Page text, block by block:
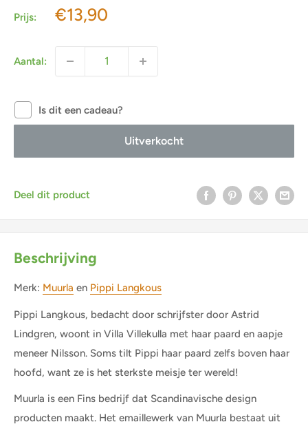
Prijs: Actieprijs
€13,90
Aantal:
Is dit een cadeau?
Uitverkocht
Deel dit product
Beschrijving
Merk: Muurla en Pippi Langkous
Pippi Langkous, bedacht door schrijfster door Astrid
Lindgren, woont in Villa Villekulla met haar paard en aapje
meneer Nilsson. Soms tilt Pippi haar paard zelfs boven haar
hoofd, want ze is het sterkste meisje ter wereld!
Muurla is een Fins bedrijf dat Scandinavische design
producten maakt. Het emaillewerk van Muurla bestaat uit